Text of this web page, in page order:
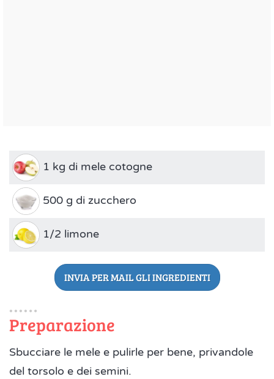
1 kg di mele cotogne
500 g di zucchero
1/2 limone
INVIA PER MAIL GLI INGREDIENTI
Preparazione
Sbucciare le mele e pulirle per bene, privandole
del torsolo e dei semini.